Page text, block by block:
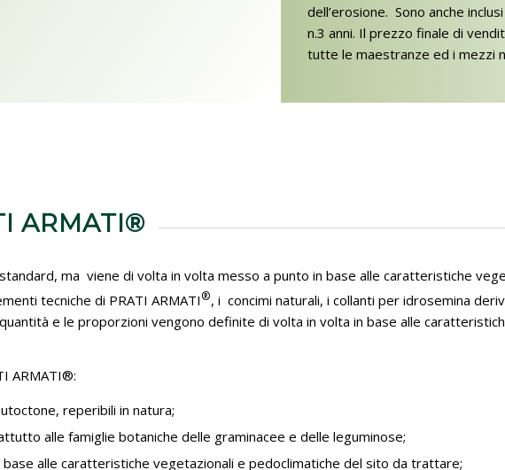
dell’erosione. Sono anche
n.3 anni. Il prezzo finale di
tutte le maestranze ed i mezzi
ARMATI®
ma viene di volta in volta messo a punto in base alle caratteristiche
tecniche di PRATI ARMATI®, i concimi naturali, i collanti per idrosemina
e le proporzioni vengono definite di volta in volta in base alle
ARMATI®:
reperibili in natura;
alle famiglie botaniche delle graminacee e delle leguminose;
alle caratteristiche vegetazionali e pedoclimatiche del sito da trattare;